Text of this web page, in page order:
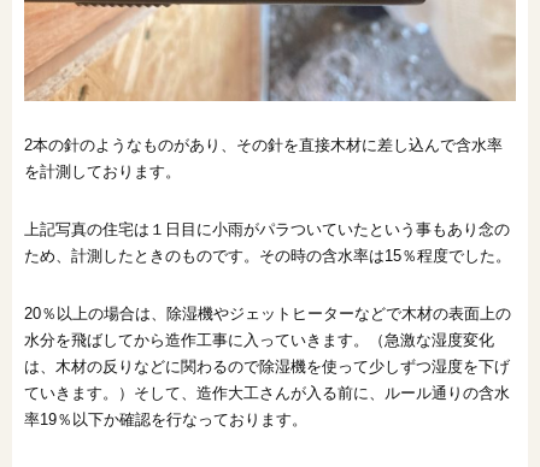
2本の針のようなものがあり、その針を直接木材に差し込んで含水率
を計測しております。
上記写真の住宅は１日目に小雨がパラついていたという事もあり念の
ため、計測したときのものです。その時の含水率は15％程度でした。
20％以上の場合は、除湿機やジェットヒーターなどで木材の表面上の
水分を飛ばしてから造作工事に入っていきます。（急激な湿度変化
は、木材の反りなどに関わるので除湿機を使って少しずつ湿度を下げ
ていきます。）そして、造作大工さんが入る前に、ルール通りの含水
率19％以下か確認を行なっております。